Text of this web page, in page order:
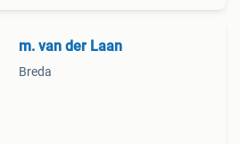
m. van der Laan
Breda